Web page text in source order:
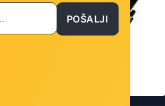
POŠALJI